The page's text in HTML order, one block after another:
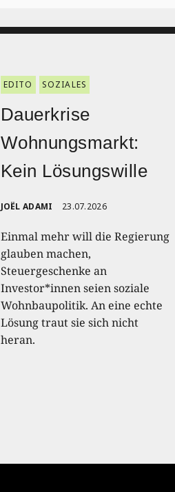
EDITO SOZIALES
Dauerkrise
Wohnungsmarkt:
Kein Lösungswille
JOËL ADAMI 23.07.2026
Einmal mehr will die Regierung
glauben machen,
Steuergeschenke an
Investor*innen seien soziale
Wohnbaupolitik. An eine echte
Lösung traut sie sich nicht
heran.